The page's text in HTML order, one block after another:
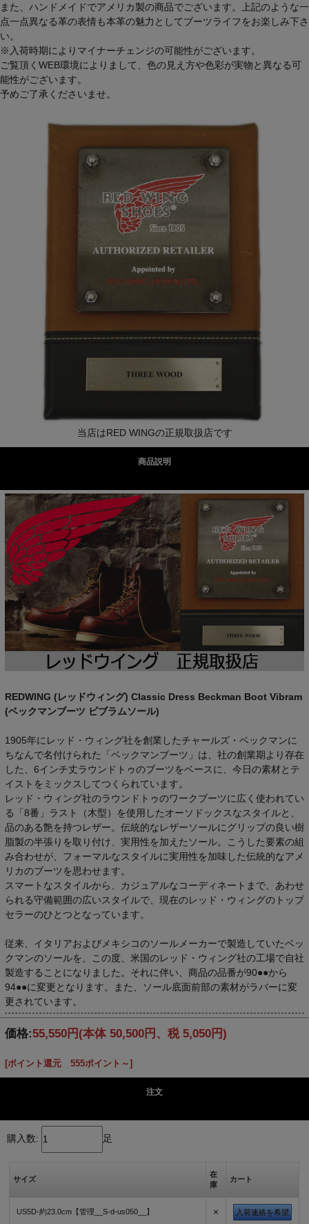
また、ハンドメイドでアメリカ製の商品でございます。上記のような一
点一点異なる革の表情も本革の魅力としてブーツライフをお楽しみ下さ
い。
※入荷時期によりマイナーチェンジの可能性がございます。
ご覧頂くWEB環境によりまして、色の見え方や色彩が実物と異なる可
能性がございます。
予めご了承くださいませ。
当店はRED WINGの正規取扱店です
商品説明
REDWING (レッドウィング) Classic Dress Beckman Boot Vibram
(ベックマンブーツ ビブラムソール)
1905年にレッド・ウィング社を創業したチャールズ・ベックマンに
ちなんで名付けられた「ベックマンブーツ」は、社の創業期より存在
した、6インチ丈ラウンドトゥのブーツをベースに、今日の素材とテ
イストをミックスしてつくられています。
レッド・ウィング社のラウンドトゥのワークブーツに広く使われてい
る「8番」ラスト（木型）を使用したオーソドックスなスタイルと、
品のある艶を持つレザー。伝統的なレザーソールにグリップの良い樹
脂製の半張りを取り付け、実用性を加えたソール。こうした要素の組
み合わせが、フォーマルなスタイルに実用性を加味した伝統的なアメ
リカのブーツを思わせます。
スマートなスタイルから、カジュアルなコーディネートまで、あわせ
られる守備範囲の広いスタイルで、現在のレッド・ウィングのトップ
セラーのひとつとなっています。
従来、イタリアおよびメキシコのソールメーカーで製造していたベッ
クマンのソールを、この度、米国のレッド・ウィング社の工場で自社
製造することになりました。それに伴い、商品の品番が90●●から
94●●に変更となります。また、ソール底面前部の素材がラバーに変
更されています。
価格:55,550円 (本体 50,500円、税 5,050円)
[ポイント還元 555ポイント～]
注文
購入数: 足
サイズ
在
庫
カート
US5D-約23.0cm【管理__S-d-us050__】 × 入荷連絡を希望